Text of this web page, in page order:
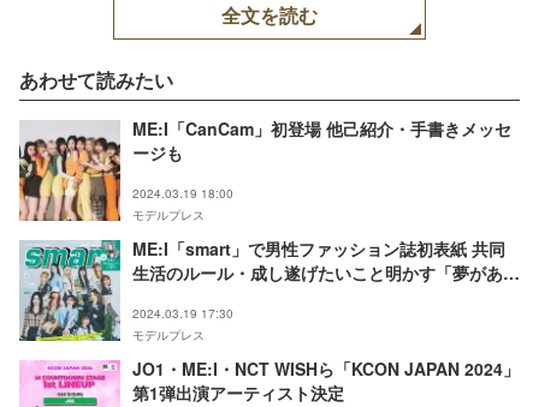
全文を読む
あわせて読みたい
ME:I「CanCam」初登場 他己紹介・手書きメッセ
ージも
2024.03.19 18:00
モデルプレス
ME:I「smart」で男性ファッション誌初表紙 共同
生活のルール・成し遂げたいこと明かす「夢があ
2024.03.19 17:30
モデルプレス
JO1・ME:I・NCT WISHら「KCON JAPAN 2024」
第1弾出演アーティスト決定